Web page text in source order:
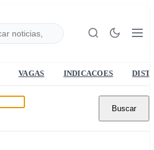
VAGAS INDICACOES
Buscar